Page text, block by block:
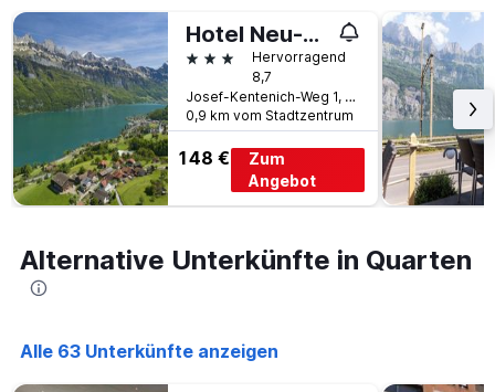
Hotel Neu-Schönstatt
3 SterneHervorragend
8,7
Josef-Kentenich-Weg 1, Quarten, St.Gallen, Schweiz
0,9 km vom Stadtzentrum
148 €
Zum
Angebot
Alternative Unterkünfte in Quarten
Alle 63 Unterkünfte anzeigen